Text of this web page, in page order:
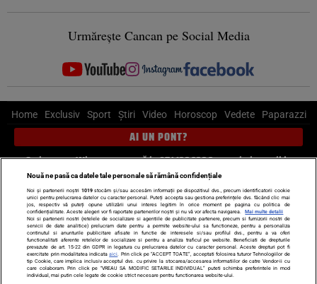
Urmărește Cancan pe Social Media
Home Exclusiv Sport Știri Video Horoscop Vedete Paparazzi
AI UN PONT?
Scrie-ne pe Whatsapp, sună la 0741226226 sau trimite mail la
pont@cancan.ro
Știri interne Știri externe
Politică
Ultimele stiri
Diete Insula Iubirii Dictionar de vise
LIFE STYLE
Horoscop
Echipa editorială
Termeni si condiții
Politica de confidențialitate
Nouă ne pasă ca datele tale personale să rămână confidențiale
Noi și partenerii noștri 1019stocăm și/sau accesăm informații pe dispozitivul dvs., precum identificatorii cookie
unici pentru prelucrarea datelor cu caracter personal. Puteți accepta sau gestiona preferințele dvs. făcând clic mai
jos, respectiv vă puteți opune utilizării unui interes legitim în orice moment pe pagina cu politica de
confidențialitate. Aceste alegeri vor fi raportate partenerilor noștri și nu vă vor afecta navigarea.
Mai multe detalii
Noi si partenerii nostri (retelele de socializare si agentiile de publicitate partenere, precum si furnizorii nostri de
servicii de date analitice) prelucram date pentru a permite website-ului sa functioneze, pentru a personaliza
continutul si anunturile publicitare afisate in functie de interesele si/sau profilul dvs., pentru a va oferi
functionalitati aferente retelelor de socializare si pentru a analiza traficul pe website. Beneficiati de drepturile
prevazute de art. 15-22 din GDPR in legatura cu prelucrarea datelor cu caracter personal. Aceste drepturi pot fi
exercitate prin modalitatea indicataaici . Prin click pe “ACCEPT TOATE”, acceptati folosirea tuturor Tehnologiilor de
tip Cookie, care implica inclusiv acceptul dvs. cu privire la stocarea/accesarea informatiilor de catre Vendor-ii cu
care colaboram. Prin click pe “VREAU SA MODIFIC SETARILE INDIVIDUAL” puteti schimba preferintele in mod
individual, mai putin cele legate de cookie strict necesare pentru functionarea website-ului.